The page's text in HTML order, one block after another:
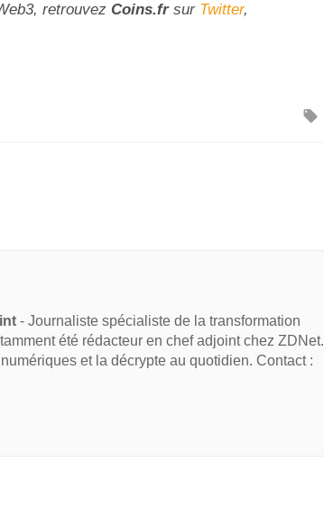
retrouvez Coins.fr sur Twitter,
- Journaliste spécialiste de la transformation
été rédacteur en chef adjoint chez ZDNet.
et la décrypte au quotidien. Contact :